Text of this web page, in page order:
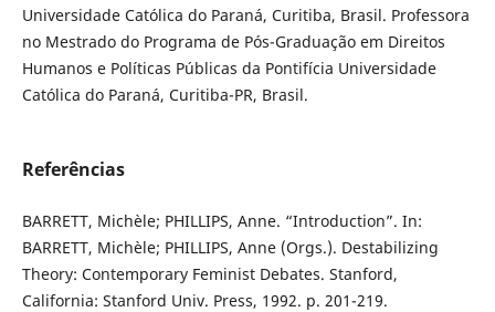
Universidade Católica do Paraná, Curitiba, Brasil. Professora
no Mestrado do Programa de Pós-Graduação em Direitos
Humanos e Políticas Públicas da Pontifícia Universidade
Católica do Paraná, Curitiba-PR, Brasil.
Referências
BARRETT, Michèle; PHILLIPS, Anne. “Introduction”. In:
BARRETT, Michèle; PHILLIPS, Anne (Orgs.). Destabilizing
Theory: Contemporary Feminist Debates. Stanford,
California: Stanford Univ. Press, 1992. p. 201-219.